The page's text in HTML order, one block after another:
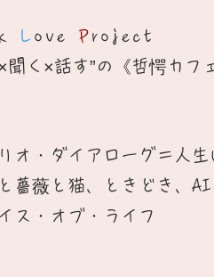
L ove P roject
聞く×話す”の《哲愕カフ
オ・ダイアローグ＝人生
薔薇と猫、ときどき、AI
ス・オブ・ライフ